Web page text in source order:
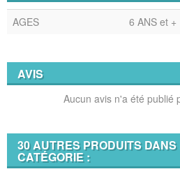
AGES 6 ANS et +
AVIS
Aucun avis n'a été publié
30 AUTRES PRODUITS
CATÉGORIE :